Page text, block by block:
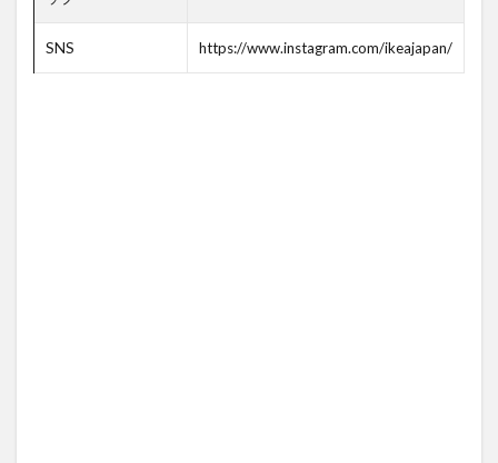
SNS https://www.instagram.com/ikeajapan/